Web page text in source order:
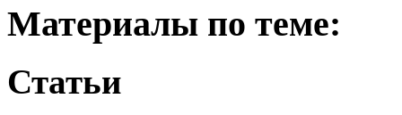
Материалы по теме:
Статьи